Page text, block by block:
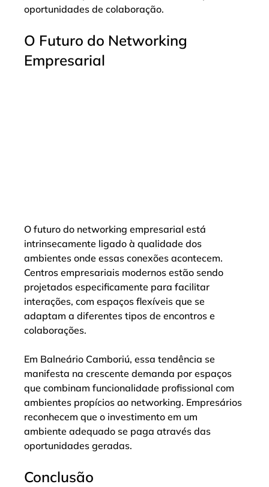
oportunidades de colaboração.
O Futuro do Networking
Empresarial
O futuro do networking empresarial está
intrinsecamente ligado à qualidade dos
ambientes onde essas conexões acontecem.
Centros empresariais modernos estão sendo
projetados especificamente para facilitar
interações, com espaços flexíveis que se
adaptam a diferentes tipos de encontros e
colaborações.
Em Balneário Camboriú, essa tendência se
manifesta na crescente demanda por espaços
que combinam funcionalidade profissional com
ambientes propícios ao networking. Empresários
reconhecem que o investimento em um
ambiente adequado se paga através das
oportunidades geradas.
Conclusão